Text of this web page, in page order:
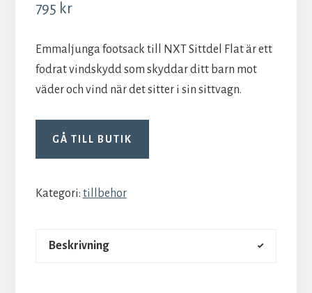
795 kr
Emmaljunga footsack till NXT Sittdel Flat är ett
fodrat vindskydd som skyddar ditt barn mot
väder och vind när det sitter i sin sittvagn.
GÅ TILL BUTIK
Kategori: tillbehor
Beskrivning